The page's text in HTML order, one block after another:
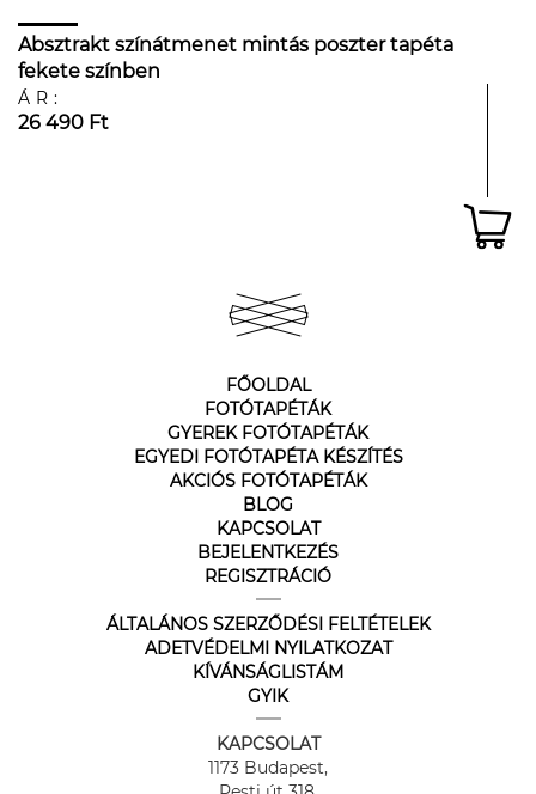
Absztrakt színátmenet mintás poszter tapéta
fekete színben
ÁR:
26 490 Ft
FŐOLDAL
FOTÓTAPÉTÁK
GYEREK FOTÓTAPÉTÁK
EGYEDI FOTÓTAPÉTA KÉSZÍTÉS
AKCIÓS FOTÓTAPÉTÁK
BLOG
KAPCSOLAT
BEJELENTKEZÉS
REGISZTRÁCIÓ
ÁLTALÁNOS SZERZŐDÉSI FELTÉTELEK
ADETVÉDELMI NYILATKOZAT
KÍVÁNSÁGLISTÁM
GYIK
KAPCSOLAT
1173 Budapest,